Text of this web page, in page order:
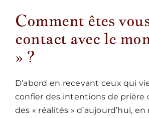
Comment êtes
contact avec le
» ?
D’abord en recevant ceux qui
confier des intentions de prière
des « réalités » d’aujourd’hui,